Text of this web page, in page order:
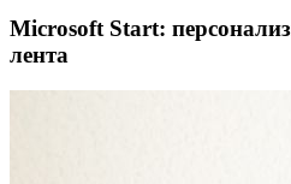
Microsoft Start:
лента